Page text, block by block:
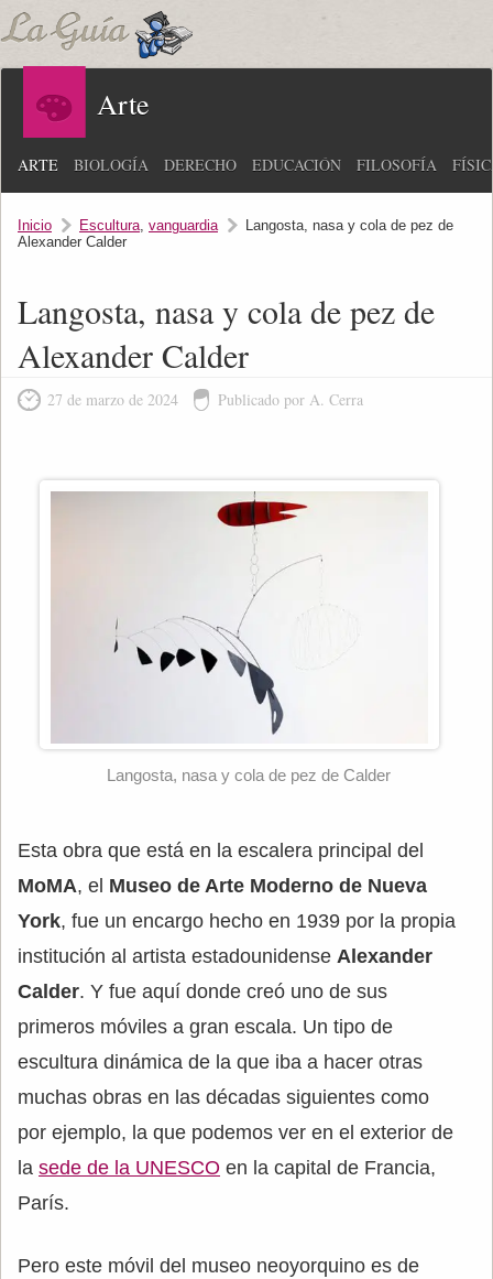
Arte
ARTE BIOLOGÍA DERECHO EDUCACIÓN FILOSOFÍA
Inicio Escultura, vanguardia
Langosta, nasa y cola de pez de
Alexander Calder
Langosta, nasa y cola de pez de
Alexander Calder
27 de marzo de 2024 Publicado por A. Cerra
Langosta, nasa y cola de pez de Calder
Esta obra que está en la escalera principal del
MoMA, el Museo de Arte Moderno de Nueva
York, fue un encargo hecho en 1939 por la propia
institución al artista estadounidense Alexander
Calder. Y fue aquí donde creó uno de sus
primeros móviles a gran escala. Un tipo de
escultura dinámica de la que iba a hacer otras
muchas obras en las décadas siguientes como
por ejemplo, la que podemos ver en el exterior de
la sede de la UNESCO en la capital de Francia,
París.
Pero este móvil del museo neoyorquino es de